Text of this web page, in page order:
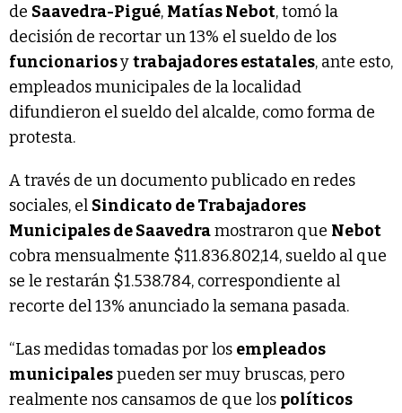
de Saavedra-Pigué, Matías Nebot, tomó la
decisión de recortar un 13% el sueldo de los
funcionariosytrabajadores estatales, ante esto,
empleados municipales de la localidad
difundieron el sueldo del alcalde, como forma de
protesta.
A través de un documento publicado en redes
sociales, el Sindicato de Trabajadores
Municipales de Saavedramostraron que Nebot
cobra mensualmente $11.836.802,14, sueldo al que
se le restarán $1.538.784, correspondiente al
recorte del 13% anunciado la semana pasada.
“Las medidas tomadas por los empleados
municipalespueden ser muy bruscas, pero
realmente nos cansamos de que los políticos